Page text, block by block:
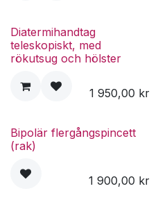
Diatermihandtag
teleskopiskt, med
rökutsug och hölster
1 950,00 kr
Bipolär flergångspincett
(rak)
1 900,00 kr